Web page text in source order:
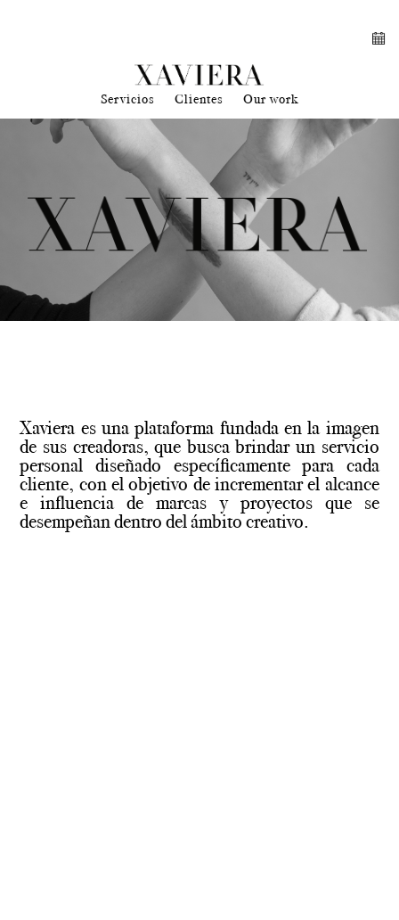
Servicios Clientes Our work
Xaviera es una plataforma fundada en la imagen
de sus creadoras, que busca brindar un servicio
personal diseñado específicamente para cada
cliente, con el objetivo de incrementar el alcance
e influencia de marcas y proyectos que se
desempeñan dentro del ámbito creativo.